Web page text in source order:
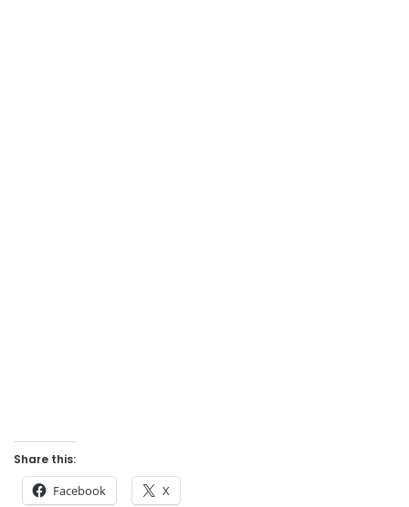
Share this:
Facebook X